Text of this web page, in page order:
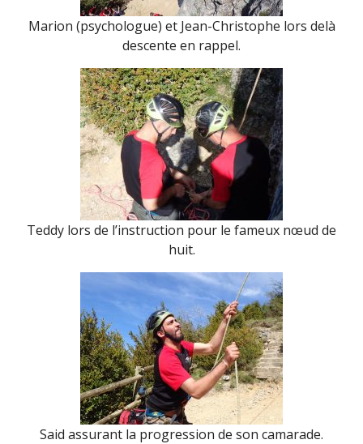
Marion (psychologue) et Jean-Christophe lors delà
descente en rappel.
Teddy lors de l’instruction pour le fameux nœud de
huit.
Said assurant la progression de son camarade.